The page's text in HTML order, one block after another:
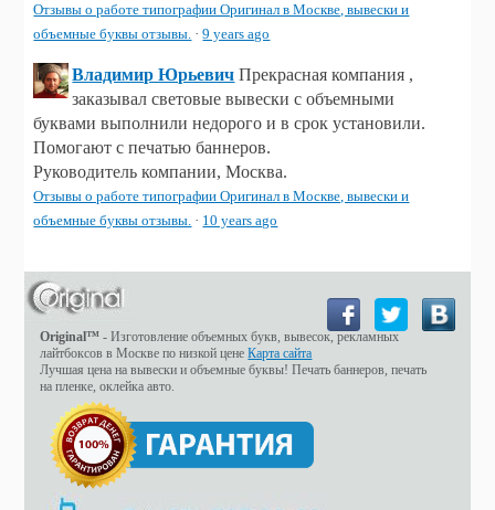
Отзывы о работе типографии Оригинал в Москве, вывески и
объемные буквы отзывы. ·9 years ago
Владимир Юрьевич Прекрасная компания ,
заказывал световые вывески с объемными
буквами выполнили недорого и в срок установили.
Помогают с печатью баннеров.
Руководитель компании, Москва.
Отзывы о работе типографии Оригинал в Москве, вывески и
объемные буквы отзывы. · 10 years ago
Original™ - Изготовление объемных букв, вывесок, рекламных
лайтбоксов в Москве по низкой ценеКарта сайта
Лучшая цена на вывески и объемные буквы! Печать баннеров, печать
на пленке, оклейка авто.